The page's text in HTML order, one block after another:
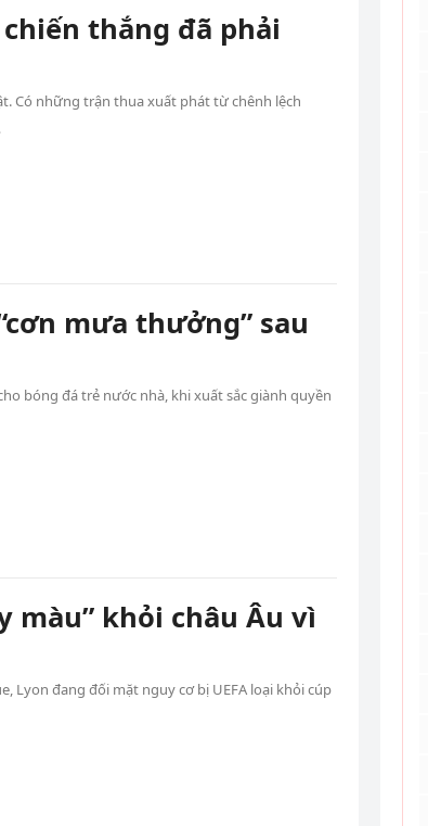
thắng đã phải
Có những trận thua xuất phát từ chênh lệch
mưa thưởng” sau
bóng đá trẻ nước nhà, khi xuất sắc giành quyền
màu” khỏi châu Âu vì
Lyon đang đối mặt nguy cơ bị UEFA loại khỏi cúp